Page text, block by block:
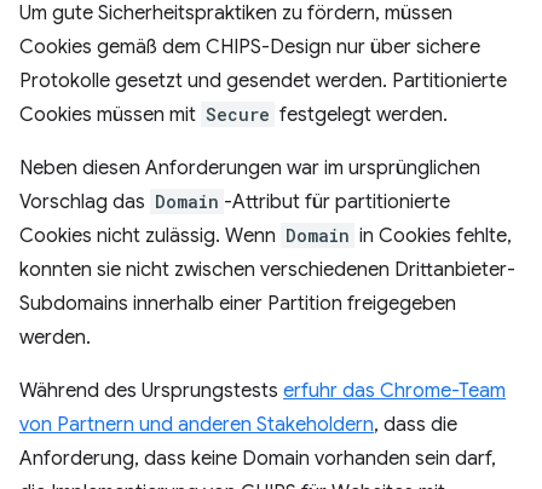
Um gute Sicherheitspraktiken zu fördern, müssen
Cookies gemäß dem CHIPS-Design nur über sichere
Protokolle gesetzt und gesendet werden. Partitionierte
Cookies müssen mit Secure festgelegt werden.
Neben diesen Anforderungen war im ursprünglichen
Vorschlag das Domain -Attribut für partitionierte
Cookies nicht zulässig. Wenn Domain in Cookies fehlte,
konnten sie nicht zwischen verschiedenen Drittanbieter-
Subdomains innerhalb einer Partition freigegeben
werden.
Während des Ursprungstests erfuhr das Chrome-Team
von Partnern und anderen Stakeholdern, dass die
Anforderung, dass keine Domain vorhanden sein darf,